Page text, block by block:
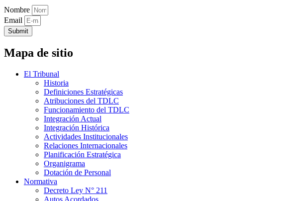
Nombre
Email
Submit
Mapa de sitio
El Tribunal
Historia
Definiciones Estratégicas
Atribuciones del TDLC
Funcionamiento del TDLC
Integración Actual
Integración Histórica
Actividades Institucionales
Relaciones Internacionales
Planificación Estratégica
Organigrama
Dotación de Personal
Normativa
Decreto Ley N° 211